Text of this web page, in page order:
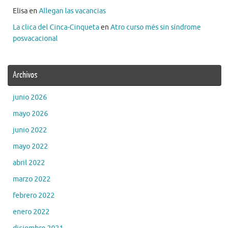
Elisaen Allegan las vacancias
La clica del Cinca-Cinquetaen Atro curso més sin síndrome
posvacacional
Archivos
junio 2026
mayo 2026
junio 2022
mayo 2022
abril 2022
marzo 2022
febrero 2022
enero 2022